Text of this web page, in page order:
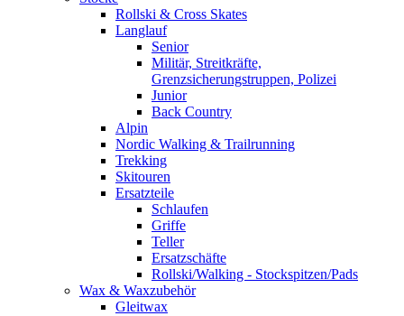
Rollski & Cross Skates
Langlauf
Senior
Militär, Streitkräfte,
Grenzsicherungstruppen, Polizei
Junior
Back Country
Alpin
Nordic Walking & Trailrunning
Trekking
Skitouren
Ersatzteile
Schlaufen
Griffe
Teller
Ersatzschäfte
Rollski/Walking - Stockspitzen/Pads
Wax & Waxzubehör
Gleitwax